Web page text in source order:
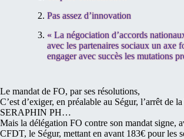
Pas assez d’innovation
« La négociation d’accords
avec les partenaires sociaux un axe
engager avec succès les mutations
Le mandat de FO, par ses résolutions,
C’est d’exiger, en préalable au Ségur, l’arrêt de
SERAPHIN PH…
Mais la délégation FO contre son mandat signe,
CFDT, le Ségur, mettant en avant 183€ pour les